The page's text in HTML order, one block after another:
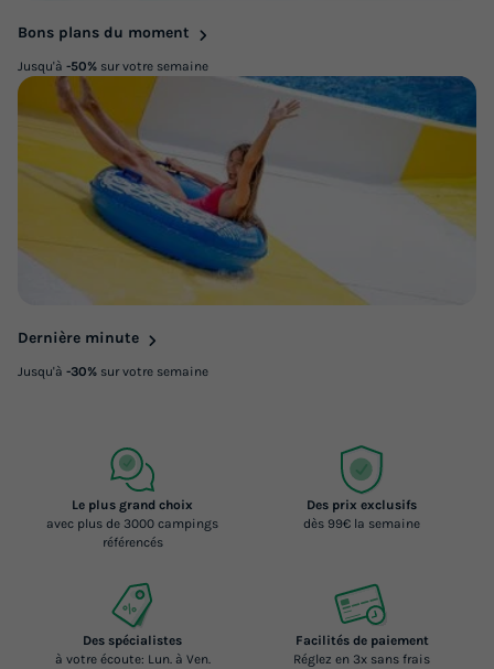
Bons plans du moment
Jusqu'à -50% sur votre semaine
Dernière minute
Jusqu'à -30% sur votre semaine
Le plus grand choix
avec plus de 3000 campings
référencés
Des prix exclusifs
dès 99€ la semaine
Des spécialistes
à votre écoute: Lun. à Ven.
Facilités de paiement
Réglez en 3x sans frais